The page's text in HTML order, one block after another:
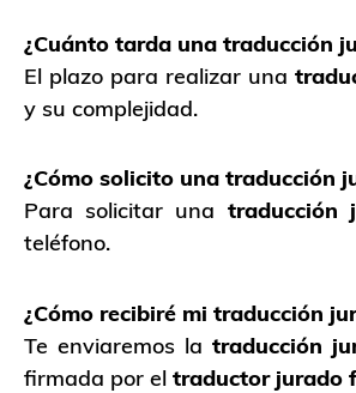
¿Cuánto tarda una traducción
El plazo para realizar una
y su complejidad.
¿Cómo solicito una traducción
Para solicitar una traducción
teléfono.
¿Cómo recibiré mi traducción
Te enviaremos latraducción
firmada por el traductor jurado